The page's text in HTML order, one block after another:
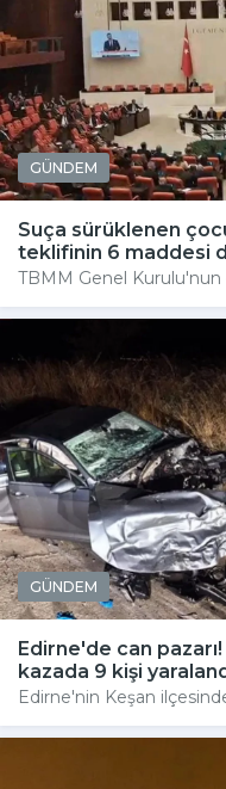
GÜNDEM
Suça sürüklenen
teklifinin 6 maddesi
TBMM Genel
GÜNDEM
Edirne'de can
kazada 9 kişi
Edirne'nin Keşan